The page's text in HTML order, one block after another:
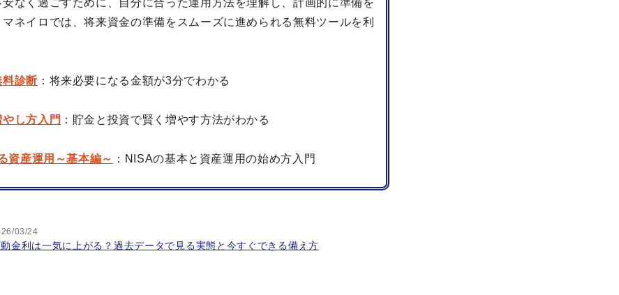
なく過ごすために、自分に合った運用方法を理解し、計画的に準備を
ネイロでは、将来資金の準備をスムーズに進められる無料ツールを利
料診断：将来必要になる金額が3分でわかる
し方入門 ：貯金と投資で賢く増やす方法がわかる
資産運用～基本編～ ：NISAの基本と資産運用の始め方入門
03/24
金利は一気に上がる？過去データで見る実態と今すぐできる備え方